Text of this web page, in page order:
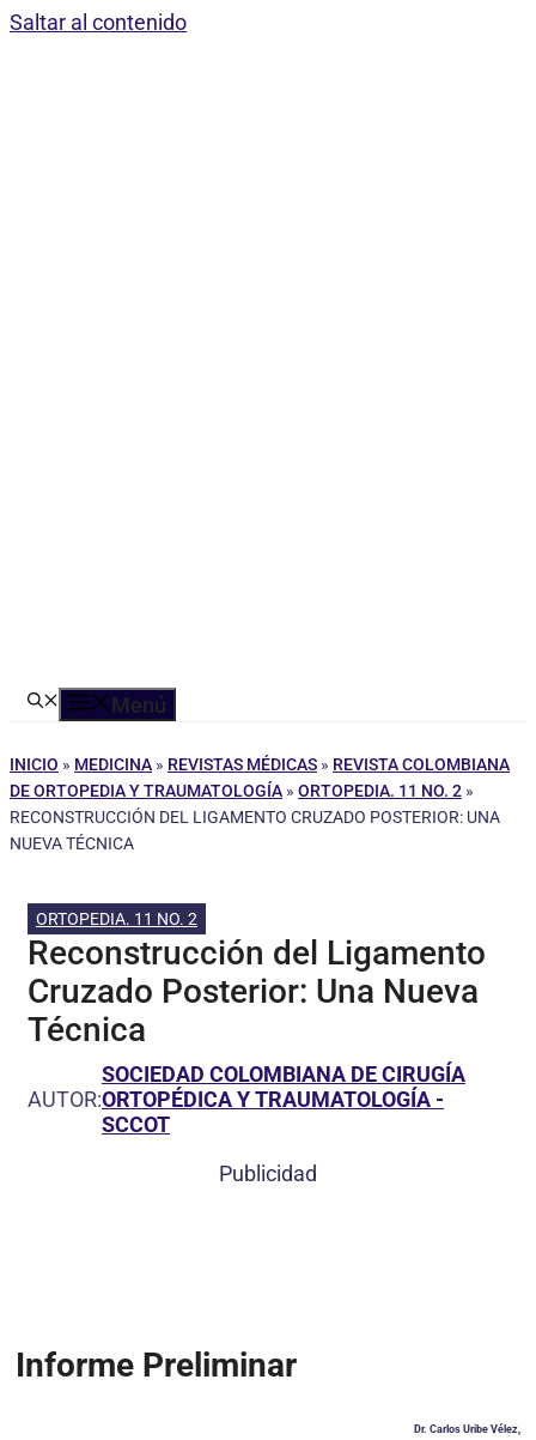
Saltar al contenido
Menú
INICIO » MEDICINA » REVISTAS MÉDICAS » REVISTA COLOMBIANA
DE ORTOPEDIA Y TRAUMATOLOGÍA » ORTOPEDIA. 11 NO. 2 »
RECONSTRUCCIÓN DEL LIGAMENTO CRUZADO POSTERIOR: UNA
NUEVA TÉCNICA
ORTOPEDIA. 11 NO. 2
Reconstrucción del Ligamento
Cruzado Posterior: Una Nueva
Técnica
AUTOR:
SOCIEDAD COLOMBIANA DE CIRUGÍA
ORTOPÉDICA Y TRAUMATOLOGÍA -
SCCOT
Publicidad
Informe Preliminar
Dr. Carlos Uribe Vélez,